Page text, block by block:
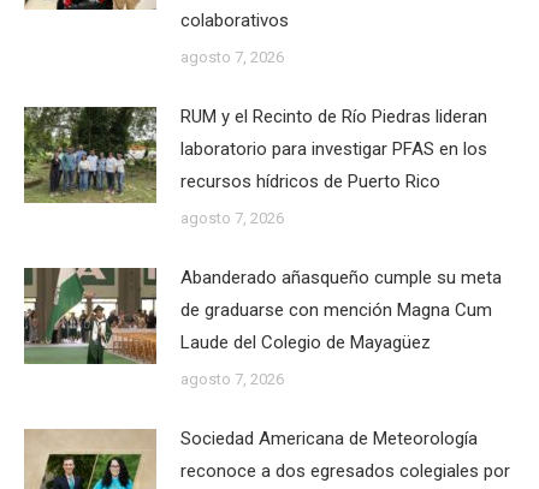
colaborativos
agosto 7, 2026
RUM y el Recinto de Río Piedras lideran
laboratorio para investigar PFAS en los
recursos hídricos de Puerto Rico
agosto 7, 2026
Abanderado añasqueño cumple su meta
de graduarse con mención Magna Cum
Laude del Colegio de Mayagüez
agosto 7, 2026
Sociedad Americana de Meteorología
reconoce a dos egresados colegiales por